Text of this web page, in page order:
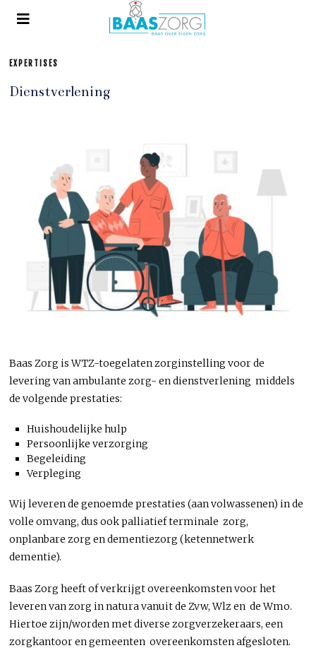
EXPERTISES
Dienstverlening
Baas Zorg is WTZ-toegelaten zorginstelling voor de
levering van ambulante zorg- en dienstverlening middels
de volgende prestaties:
Huishoudelijke hulp
Persoonlijke verzorging
Begeleiding
Verpleging
Wij leveren de genoemde prestaties (aan volwassenen) in de
volle omvang, dus ook palliatief terminale zorg,
onplanbare zorg en dementiezorg (ketennetwerk
dementie).
Baas Zorg heeft of verkrijgt overeenkomsten voor het
leveren van zorg in natura vanuit de Zvw, Wlz en de Wmo.
Hiertoe zijn/worden met diverse zorgverzekeraars, een
zorgkantoor en gemeenten overeenkomsten afgesloten.